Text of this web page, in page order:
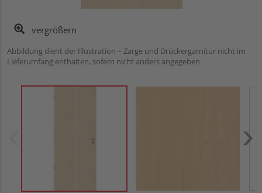
vergrößern
Abbildung dient der Illustration – Zarge und Drückergarnitur nicht im
Lieferumfang enthalten, sofern nicht anders angegeben.